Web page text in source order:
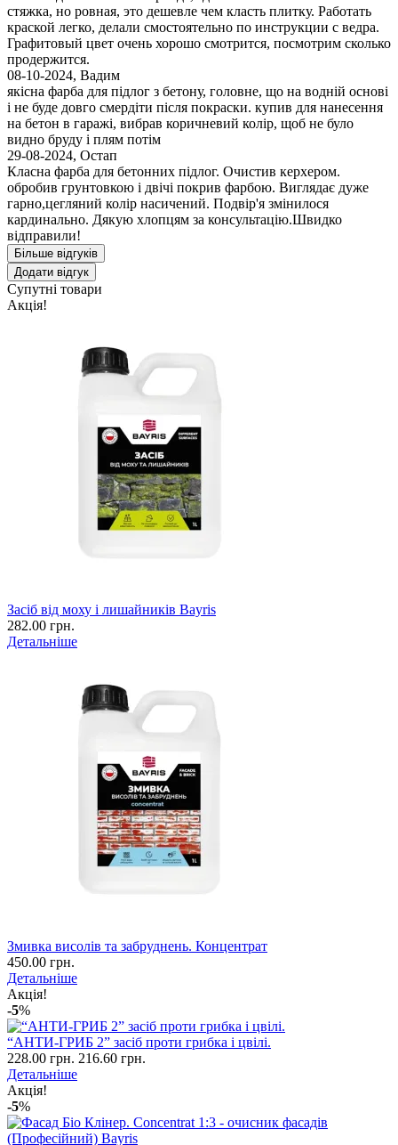
стяжка, но ровная, это дешевле чем класть плитку. Работать
краской легко, делали смостоятельно по инструкции с ведра.
Графитовый цвет очень хорошо смотрится, посмотрим сколько
продержится.
08-10-2024, Вадим
якісна фарба для підлог з бетону, головне, що на водній основі
і не буде довго смердіти після покраски. купив для нанесення
на бетон в гаражі, вибрав коричневий колір, щоб не було
видно бруду і плям потім
29-08-2024, Остап
Класна фарба для бетонних підлог. Очистив керхером.
обробив грунтовкою і двічі покрив фарбою. Виглядає дуже
гарно,цегляний колір насичений. Подвір'я змінилося
кардинально. Дякую хлопцям за консультацію.Швидко
відправили!
Більше відгуків
Додати відгук
Супутні товари
Акція!
Засіб від моху і лишайників Bayris
282.00 грн.
Детальніше
Змивка висолів та забруднень. Концентрат
450.00 грн.
Детальніше
Акція!
-5%
“АНТИ-ГРИБ 2” засіб проти грибка і цвілі.
228.00 грн. 216.60 грн.
Детальніше
Акція!
-5%